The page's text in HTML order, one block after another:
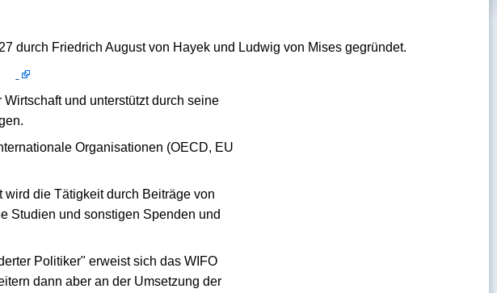
durch Friedrich August von Hayek und Ludwig von Mises gegründet.
und unterstützt durch seine
Organisationen (OECD, EU
die Tätigkeit durch Beiträge von
Studien und sonstigen Spenden und
Politiker" erweist sich das WIFO
dann aber an der Umsetzung der